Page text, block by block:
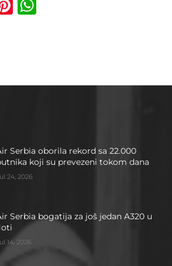
Pinterest
Serbia oborila rekord sa 22.000
koji su prevezeni tokom dana
24, 2026
Serbia bogatija za još jedan A320 u
14, 2026